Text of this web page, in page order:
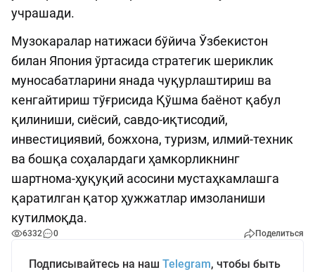
учрашади.
Музокаралар натижаси бўйича Ўзбекистон
билан Япония ўртасида стратегик шериклик
муносабатларини янада чуқурлаштириш ва
кенгайтириш тўғрисида Қўшма баёнот қабул
қилиниши, сиёсий, савдо-иқтисодий,
инвестициявий, божхона, туризм, илмий-техник
ва бошқа соҳалардаги ҳамкорликнинг
шартнома-ҳуқуқий асосини мустаҳкамлашга
қаратилган қатор ҳужжатлар имзоланиши
кутилмоқда.
6332 0 Поделиться
Подписывайтесь на наш Telegram, чтобы быть